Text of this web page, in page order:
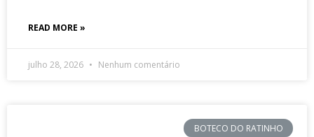
READ MORE »
julho 28, 2026 Nenhum comentário
BOTECO DO RATINHO